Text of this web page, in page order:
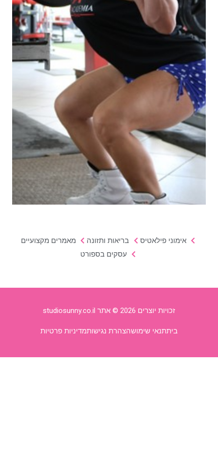
אימוני פילאטיס בריאות ותזונה
מאמרים מקצועיים
עסקים בספורט
זכויות יוצרים 2026 © אתר studiosunny.co.il
תנאי שימושהצהרת נגישותמדיניות פרטיות